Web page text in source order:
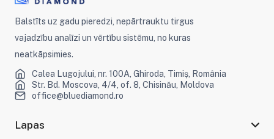
Balstīts uz gadu pieredzi, nepārtrauktu tirgus
vajadzību analīzi un vērtību sistēmu, no kuras
neatkāpsimies.
Calea Lugojului, nr. 100A, Ghiroda, Timiș, România
Str. Bd. Moscova, 4/4, of. 8, Chisinău, Moldova
office@bluediamond.ro
Lapas